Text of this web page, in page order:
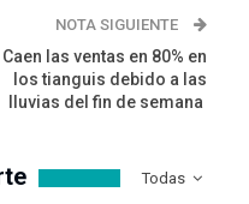
NOTA SIGUIENTE
Caen las ventas en 80% en
los tianguis debido a las
lluvias del fin de semana
Todas